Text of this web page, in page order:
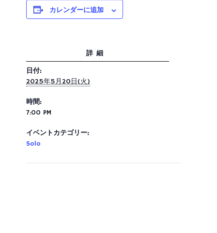
カレンダーに追加
詳細
日付:
2025年5月20日(火)
時間:
7:00 PM
イベントカテゴリー:
Solo